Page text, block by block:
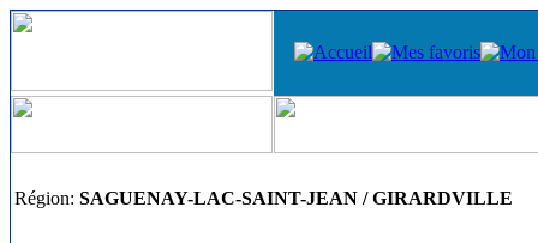
Région: SAGUENAY-LAC-SAINT-JEAN / GIRARDVILLE